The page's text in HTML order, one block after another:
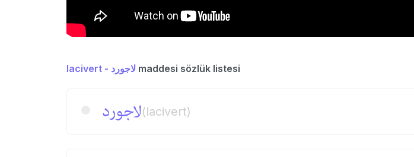
lacivert - لاجورد maddesi sözlük listesi
لاجورد(lacivert)